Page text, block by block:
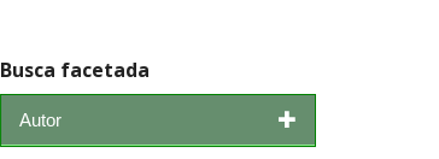
Busca facetada
Autor